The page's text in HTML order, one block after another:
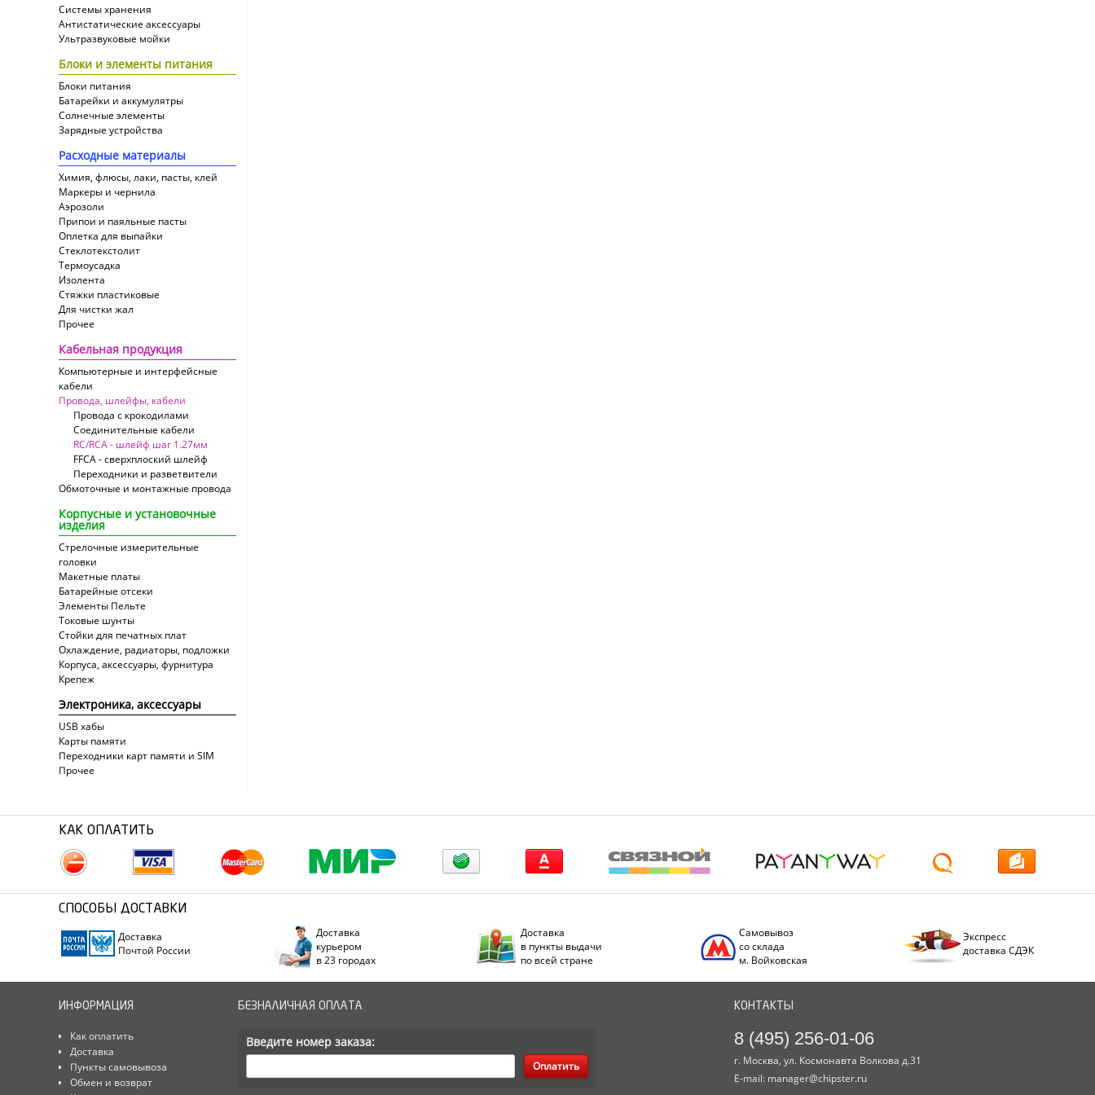
Системы хранения
Антистатические аксессуары
Ультразвуковые мойки
Блоки и элементы питания
Блоки питания
Батарейки и аккумулятры
Солнечные элементы
Зарядные устройства
Расходные материалы
Химия, флюсы, лаки, пасты, клей
Маркеры и чернила
Аэрозоли
Припои и паяльные пасты
Оплетка для выпайки
Cтеклотекстолит
Термоусадка
Изолента
Стяжки пластиковые
Для чистки жал
Прочее
Кабельная продукция
Компьютерные и интерфейсные
кабели
Провода, шлейфы, кабели
Провода с крокодилами
Соединительные кабели
RC/RCA - шлейф шаг 1.27мм
FFCA - сверхплоский шлейф
Переходники и разветвители
Обмоточные и монтажные провода
Корпусные и установочные
изделия
Стрелочные измерительные
головки
Макетные платы
Батарейные отсеки
Элементы Пельте
Токовые шунты
Стойки для печатных плат
Охлаждение, радиаторы, подложки
Корпуса, аксессуары, фурнитура
Крепеж
Электроника, аксессуары
USB хабы
Карты памяти
Переходники карт памяти и SIM
Прочее
КАК ОПЛАТИТЬ
СПОСОБЫ ДОСТАВКИ
Доставка
Почтой России
Доставка
курьером
в 23 городах
Доставка
в пункты выдачи
по всей стране
Самовывоз
со склада
м. Войковская
Экспресс
доставка СДЭК
ИНФОРМАЦИЯ
Как оплатить
Доставка
Пункты самовывоза
Обмен и возврат
БЕЗНАЛИЧНАЯ ОПЛАТА
Введите номер заказа:
Оплатить
КОНТАКТЫ
8 (495) 256-01-06
г. Москва, ул. Космонавта Волкова д.31
E-mail: manager@chipster.ru